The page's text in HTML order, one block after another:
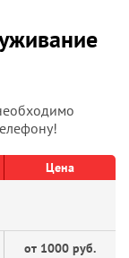
Цена
от 1000 руб.